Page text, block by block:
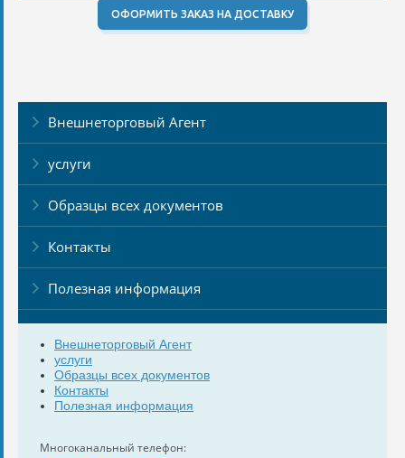
ОФОРМИТЬ ЗАКАЗ НА ДОСТАВКУ
Внешнеторговый Агент
услуги
Образцы всех документов
Контакты
Полезная информация
Внешнеторговый Агент
услуги
Образцы всех документов
Контакты
Полезная информация
Многоканальный телефон: